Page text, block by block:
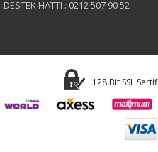
%27 Polyester
DESTEK HATTI : 0212 507 90 52
128 Bit SSL